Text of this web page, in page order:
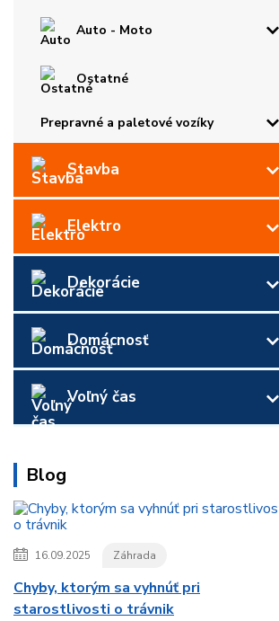
Auto - Moto
Ostatné
Prepravné a paletové vozíky
Stavba
Elektro
Dekorácie
Domácnosť
Voľný čas
Blog
16.09.2025 Záhrada
Chyby, ktorým sa vyhnúť pri
starostlivosti o trávnik